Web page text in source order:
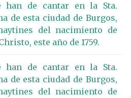
han de cantar en la Sta.
de esta ciudad de Burgos,
del nacimiento de
este año de 1759.
han de cantar en la Sta.
de esta ciudad de Burgos,
del nacimiento de